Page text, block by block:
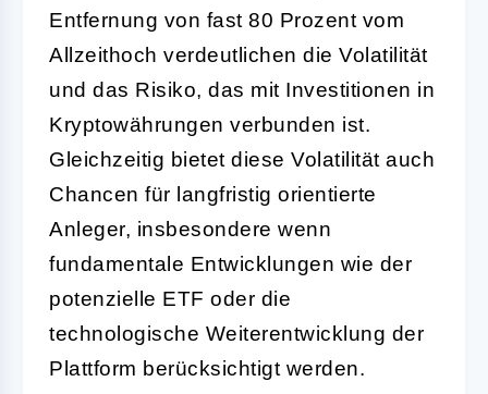
Entfernung von fast 80 Prozent vom
Allzeithoch verdeutlichen die Volatilität
und das Risiko, das mit Investitionen in
Kryptowährungen verbunden ist.
Gleichzeitig bietet diese Volatilität auch
Chancen für langfristig orientierte
Anleger, insbesondere wenn
fundamentale Entwicklungen wie der
potenzielle ETF oder die
technologische Weiterentwicklung der
Plattform berücksichtigt werden.